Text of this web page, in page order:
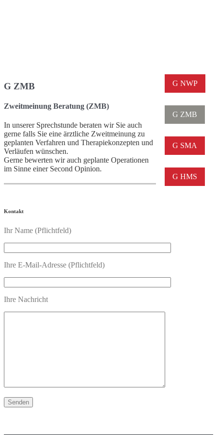
G ZMB
Zweitmeinung Beratung (ZMB)
In unserer Sprechstunde beraten wir Sie auch
gerne falls Sie eine ärztliche Zweitmeinung zu
geplanten Verfahren und Therapiekonzepten und
Verläufen wünschen.
Gerne bewerten wir auch geplante Operationen
im Sinne einer Second Opinion.
G NWP
G ZMB
G SMA
G HMS
Kontakt
Ihr Name (Pflichtfeld)
Ihre E-Mail-Adresse (Pflichtfeld)
Ihre Nachricht